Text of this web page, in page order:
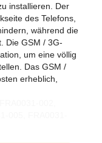
installieren. Der
des Telefons,
während die
Die GSM / 3G-
um eine völlig
Das GSM /
erheblich,